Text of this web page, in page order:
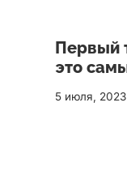
Первый
это
5 июля, 2023